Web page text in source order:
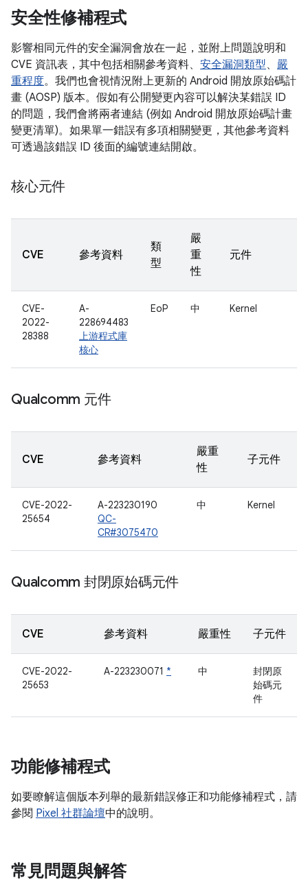
安全性修補程式
影響相同元件的安全漏洞會放在一起，並附上問題說明和
CVE 資訊表，其中包括相關參考資料、 安全漏洞類型、 嚴
重程度。我們也會視情況附上更新的 Android 開放原始碼計
畫 (AOSP) 版本。假如有公開變更內容可以解決某錯誤 ID
的問題，我們會將兩者連結 (例如 Android 開放原始碼計畫
變更清單)。如果單一錯誤有多項相關變更，其他參考資料
可透過該錯誤 ID 後面的編號連結開啟。
核心元件
CVE 參考資料
類
型
嚴
重
性
元件
CVE-
2022-
28388
A-
228694483
上游程式庫
核心
EoP 中 Kernel
Qualcomm 元件
CVE 參考資料
嚴重
性
子元件
CVE-2022-
25654
A-223230190
QC-
CR#3075470
中 Kernel
Qualcomm 封閉原始碼元件
CVE 參考資料 嚴重性 子元件
CVE-2022-
25653
A-223230071 * 中
封閉原
始碼元
件
功能修補程式
如要瞭解這個版本列舉的最新錯誤修正和功能修補程式，請
參閱 Pixel 社群論壇中的說明。
常見問題與解答